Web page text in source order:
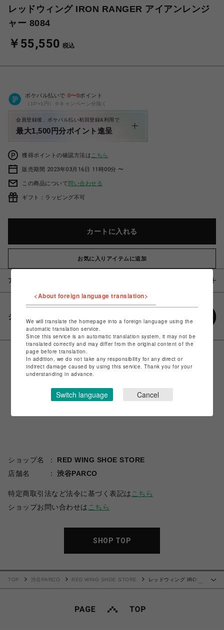
レッドウィング IRON RANGER アイアンレンジ
ャー 8084
￥55,550 税込
ポケパル払いで 0〜0ポイント
（1P=1円）※キャンペーン分除く
会員登録後、ポケパル払い初回登録&利用で
最大1,500円分ポイント進呈
獲得ポイントの確認方法は こちら
販売期間 2023年03月16日 11時00分 〜
この商品について問い合わせる
ギフト：ラッピング不可
カートに入れる
お気に入りアイテムに追加
アイテム説明 / 素材
シェアする
ショップ名
RED WING SHOE STORE
店舗名
渋谷PARCO
特定商取引法など法令に基づく表記は こちら
ショップお問い合わせは こちら
SHOP TOP
TOP 渋谷PARCO RED WING SHOE STORE
レッドウィング IRON
<About foreign language translation>
We will translate the homepage into a foreign language using the
automatic translation service.
Since this service is an automatic translation system, it may not be
translated correctly and may differ from the original content of the
page before translation.
In addition, we do not take any responsibility for any direct or
indirect damage caused by using this service. Thank you for your
understanding in advance.
Switch language Cancel